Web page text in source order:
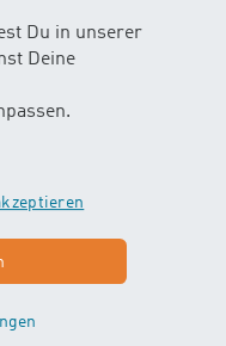
Du in unserer
Deine
Spass im